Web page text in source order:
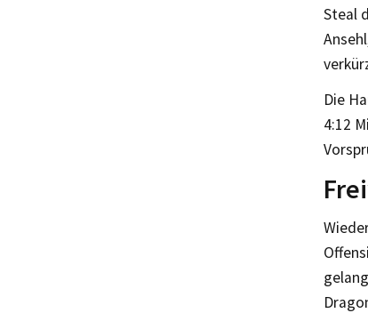
Steal
Die
4:12